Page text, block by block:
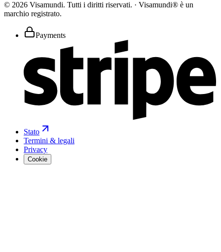
© 2026 Visamundi. Tutti i diritti riservati. · Visamundi® è un
marchio registrato.
Payments
Stato
Termini & legali
Privacy
Cookie